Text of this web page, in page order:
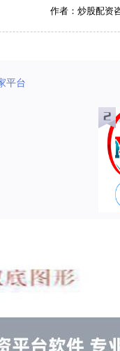
作者：炒股配资
平台